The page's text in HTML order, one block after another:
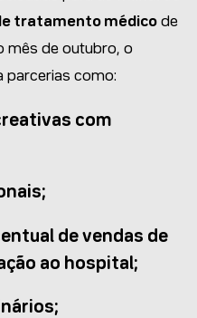
tratamento médico de
mês de outubro, o
parcerias como:
com
de vendas de
ao hospital;